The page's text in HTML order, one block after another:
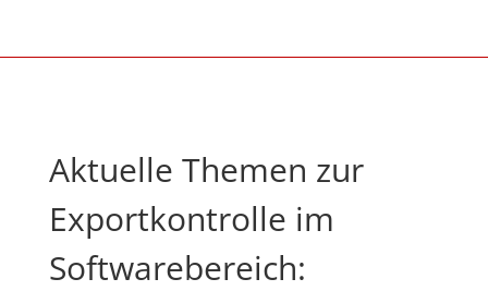
Aktuelle Themen zur
Exportkontrolle im
Softwarebereich: